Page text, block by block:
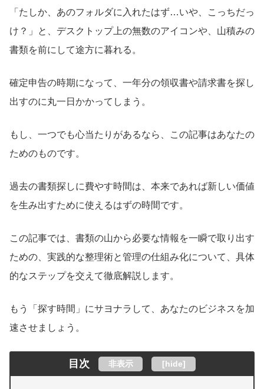
「たしか、あのフォルダに入れたはず…いや、こっちだっ
け？」と、デスクトップ上の無数のアイコンや、山積みの
書類を前にして途方に暮れる。
確定申告の時期になって、一年分の領収書や請求書を探し
出すのに丸一日かかってしまう。
もし、一つでも心当たりがあるなら、この記事はあなたの
ためのものです。
過去の書類探しに費やす時間は、本来であれば新しい価値
を生み出すために使えるはずの時間です。
この記事では、書類の山から必要な情報を一瞬で取り出す
ための、実践的な整理術と管理の仕組み化について、具体
的なステップを交えて徹底解説します。
もう「探す時間」にサヨナラして、あなたのビジネスを加
速させましょう。
目次 非表示 [hide]